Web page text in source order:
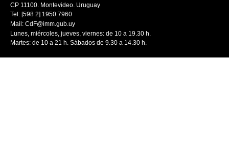
CP 11100. Montevideo. Uruguay
Tel: [598 2] 1950 7960
Mail: CdF@imm.gub.uy
Lunes, miércoles, jueves, viernes: de 10 a 19.30 h.
Martes: de 10 a 21 h. Sábados de 9.30 a 14.30 h.